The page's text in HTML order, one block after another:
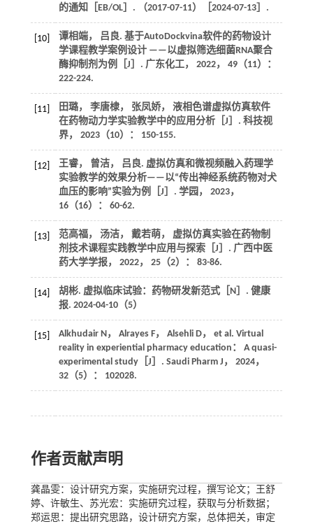
的通知［EB/OL］. （2017-07-11）［2024-07-13］.
[10]
谭相端， 吕良. 基于AutoDockvina软件的药物设计
学课程教学案例设计 ——以虚拟筛选细菌RNA聚合
酶抑制剂为例［J］. 广东化工， 2022， 49（11）：
222-224.
[11]
田璐， 李唐棣， 张凤娇， 液相色谱虚拟仿真软件
在药物动力学实验教学中的应用分析［J］. 科技视
界， 2023（10）： 150-155.
[12]
王睿， 曾洁， 吕良. 虚拟仿真和微视频融入药理学
实验教学的效果分析——以“传出神经系统药物对犬
血压的影响”实验为例［J］. 学园 ， 2023，
16（16）： 60-62.
[13]
范高福， 汤洁， 戴若萌， 虚拟仿真实验在药物制
剂技术课程实践教学中应用与探索［J］. 广西中医
药大学学报， 2022， 25（2）： 83-86.
[14] 胡彬. 虚拟临床试验：药物研发新范式［N］. 健康
报. 2024-04-10（5）
[15] Alkhudair N， Alrayes F， Alsehli D， et al. Virtual
reality in experiential pharmacy education： A quasi-
experimental study［J］. Saudi Pharm J ， 2024，
32（5）： 102028.
作者贡献声明
龚晶雯：设计研究方案，实施研究过程，撰写论文；王舒
婷、许敏生、苏光宏：实施研究过程，获取与分析数据；
郑运思：提出研究思路，设计研究方案，总体把关，审定